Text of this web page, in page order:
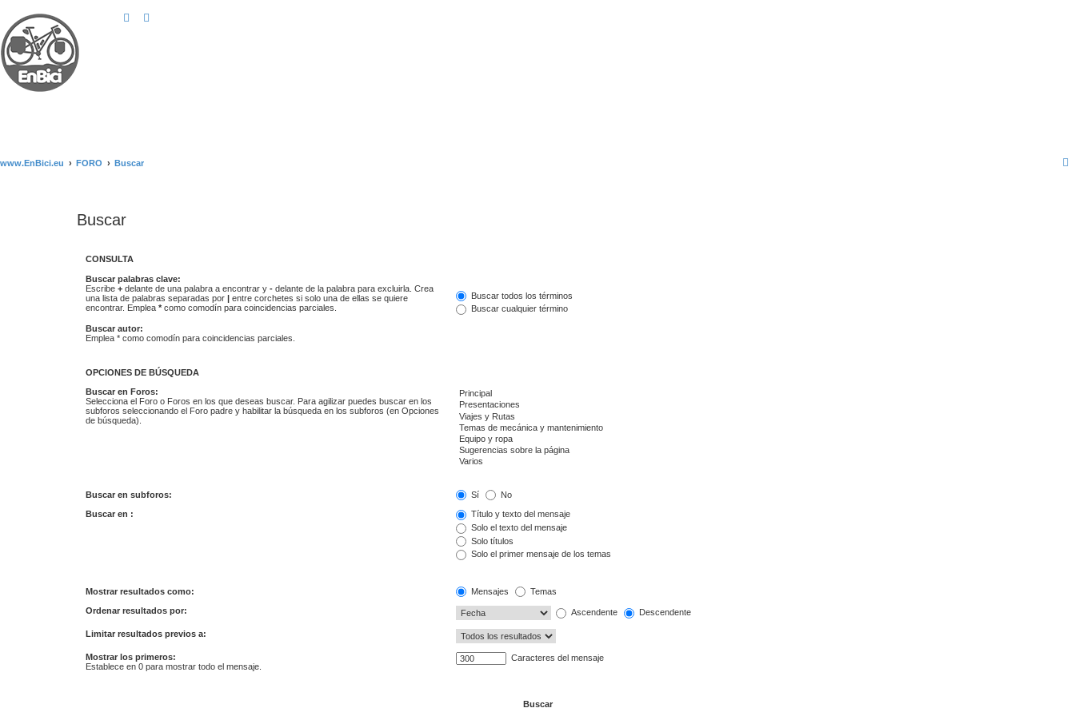
www.EnBici.eu FORO Buscar
Buscar
CONSULTA
Buscar palabras clave:
Escribe + delante de una palabra a encontrar y - delante de la palabra para excluirla. Crea
una lista de palabras separadas por | entre corchetes si solo una de ellas se quiere
encontrar. Emplea * como comodín para coincidencias parciales.
Buscar todos los términos
Buscar cualquier término
Buscar autor:
Emplea * como comodín para coincidencias parciales.
OPCIONES DE BÚSQUEDA
Buscar en Foros:
Selecciona el Foro o Foros en los que deseas buscar. Para agilizar puedes buscar en los
subforos seleccionando el Foro padre y habilitar la búsqueda en los subforos (en Opciones
de búsqueda).
Buscar en subforos: Sí No
Buscar en :
Título y texto del mensaje
Solo el texto del mensaje
Solo títulos
Solo el primer mensaje de los temas
Mostrar resultados como: Mensajes Temas
Ordenar resultados por: Ascendente Descendente
Limitar resultados previos a:
Mostrar los primeros:
Establece en 0 para mostrar todo el mensaje.
Caracteres del mensaje